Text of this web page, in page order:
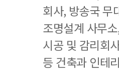
회사, 방송국 무
조명설계 사무
시공 및 감리회
등 건축과 인테